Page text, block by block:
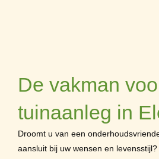
De vakman
tuinaanleg in
Droomt u van een
aansluit bij uw wensen en